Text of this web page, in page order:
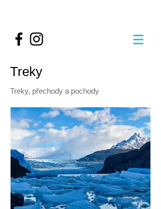
Treky
Treky, přechody a pochody